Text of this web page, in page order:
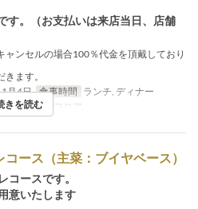
す。（お支払いは来店当日、店舗
ャンセルの場合100％代金を頂戴しており
ます。
月4日 食事時間 ランチ, ディナー
レストランフロア
きを読む
ース（主菜：ブイヤベース）
コースです。
意いたします